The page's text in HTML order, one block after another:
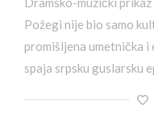
Požegi nije bio samo
promišljena umetnička
spaja srpsku guslarsku